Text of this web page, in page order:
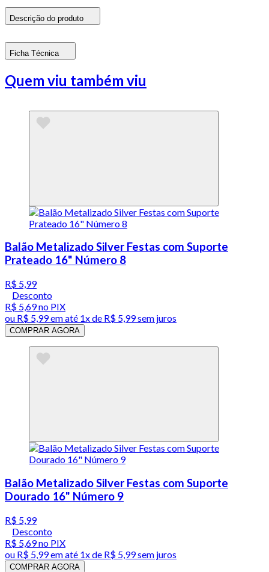
Descrição do produto
Ficha Técnica
Quem viu também viu
Balão Metalizado Silver Festas com Suporte
Prateado 16" Número 8
R$ 5,99
Desconto
R$ 5,69no PIX
ou R$ 5,99em até 1x de R$ 5,99sem juros
COMPRAR AGORA
Balão Metalizado Silver Festas com Suporte
Dourado 16" Número 9
R$ 5,99
Desconto
R$ 5,69no PIX
ou R$ 5,99em até 1x de R$ 5,99sem juros
COMPRAR AGORA